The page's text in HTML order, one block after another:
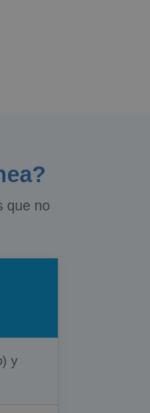
que no
y